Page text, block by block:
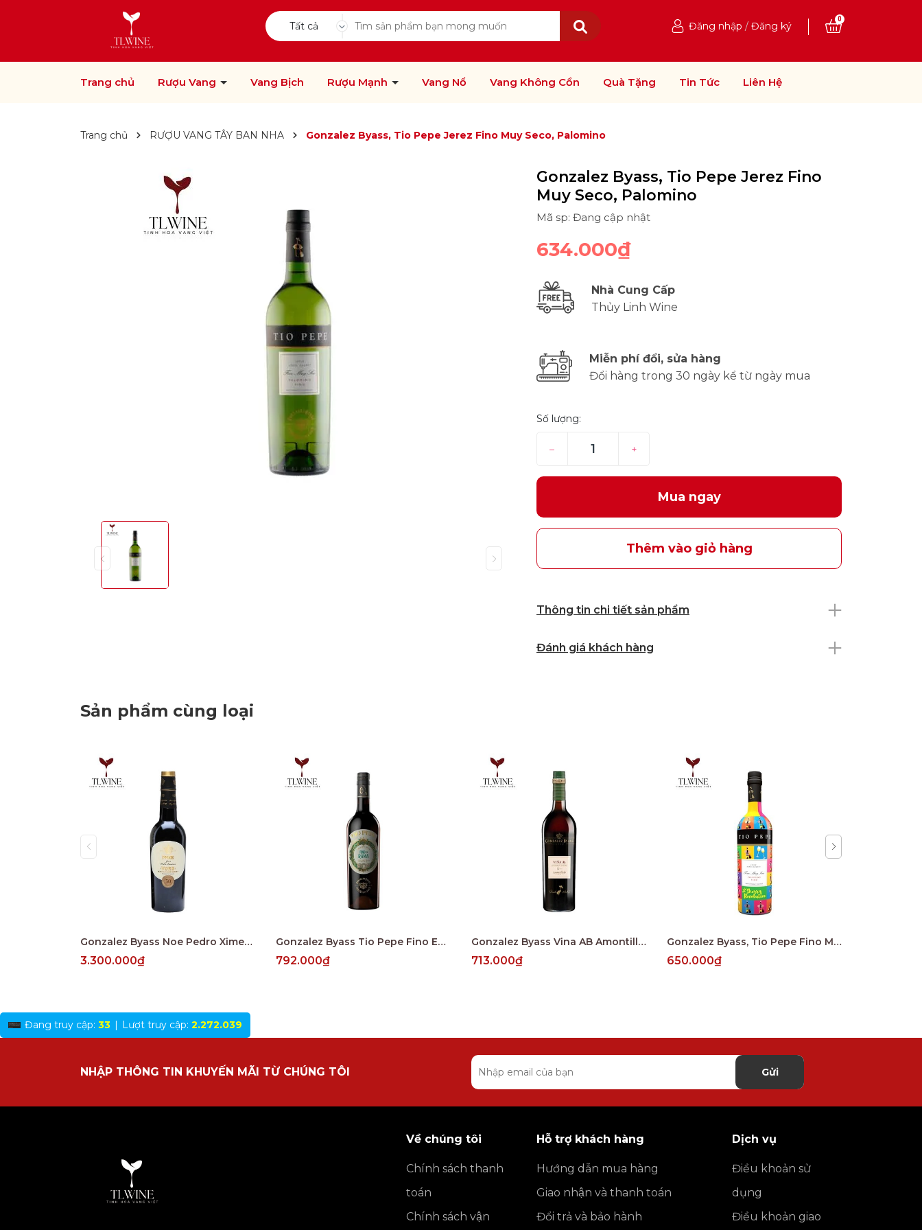
Tất cả Đăng nhập / Đăng ký
0
Trang chủ Rượu Vang Vang Bịch Rượu Mạnh Vang Nổ Vang Không Cồn Quà Tặng Tin Tức Liên Hệ
Trang chủ RƯỢU VANG TÂY BAN NHA Gonzalez Byass, Tio Pepe Jerez Fino Muy Seco, Palomino
Gonzalez Byass, Tio Pepe Jerez Fino
Muy Seco, Palomino
Mã sp: Đang cập nhật
634.000₫
Nhà Cung Cấp
Thủy Linh Wine
Miễn phí đổi, sửa hàng
Đổi hàng trong 30 ngày kể từ ngày mua
Số lượng:
– +
Mua ngay
Thêm vào giỏ hàng
Thông tin chi tiết sản phẩm
Đánh giá khách hàng
Sản phẩm cùng loại
Gonzalez Byass Noe Pedro Ximenez Muy Viejo V.O.R.S
3.300.000₫
Gonzalez Byass Tio Pepe Fino En Rama 4 Years
792.000₫
Gonzalez Byass Vina AB Amontillado 12 Years
713.000₫
Gonzalez Byass, Tio Pepe Fino Muy Seco, Palomino, Jerez DO
650.000₫
Đang truy cập: 33 | Lượt truy cập: 2.272.039
NHẬP THÔNG TIN KHUYẾN MÃI TỪ CHÚNG TÔI Gửi
Về chúng tôi
Chính sách thanh
toán
Chính sách vận
Hỗ trợ khách hàng
Hướng dẫn mua hàng
Giao nhận và thanh toán
Đổi trả và bảo hành
Dịch vụ
Điều khoản sử
dụng
Điều khoản giao